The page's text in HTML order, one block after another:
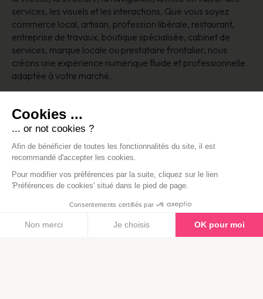
Cookies ...
... or not cookies ?
Afin de bénéficier de toutes les fonctionnalités du site, il est
recommandé d'accepter les cookies.
Pour modifier vos préférences par la suite, cliquez sur le lien
'Préférences de cookies' situé dans le pied de page.
Consentements certifiés par
Non merci Je choisis OK pour moi
services, les visuels et les interactions. Que vous soyez
commerce local, artisan, profession libérale, restaurant,
entreprise de travaux, boutique spécialisée, cabinet de
services, marque locale ou prestataire frontalier, nous
créons une expérience numérique fluide et professionnelle
adaptée à votre marché.
Nous contacter